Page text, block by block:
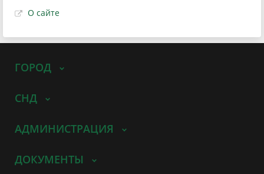
О сайте
ГОРОД
СНД
АДМИНИСТРАЦИЯ
ДОКУМЕНТЫ